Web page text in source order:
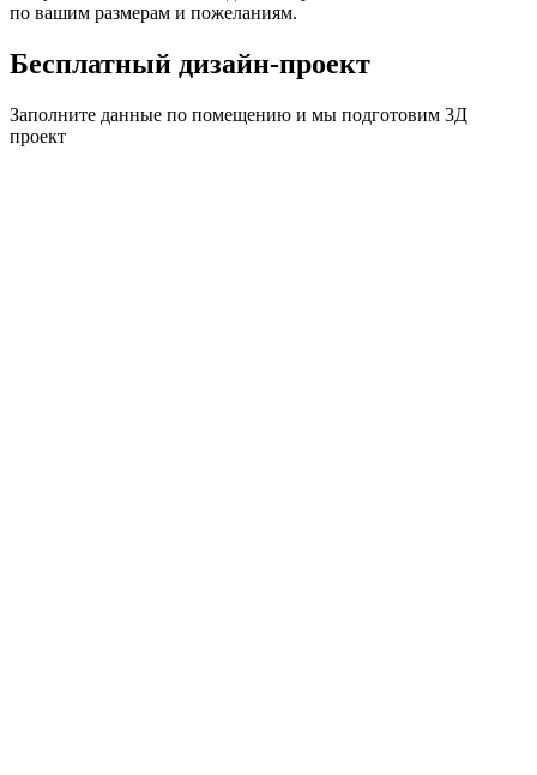
по вашим размерам и пожеланиям.
Бесплатный дизайн-проект
Заполните данные по помещению и мы подготовим 3Д
проект